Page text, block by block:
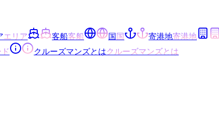
エリア 客船客船 国国 寄港地寄港地
クルーズマンズとはクルーズマンズとは